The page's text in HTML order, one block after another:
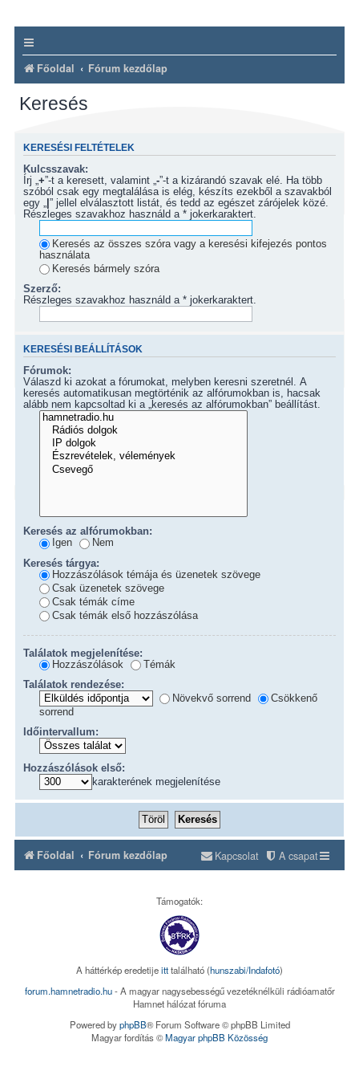
Főoldal Fórum kezdőlap
Keresés
KERESÉSI FELTÉTELEK
Kulcsszavak:
Írj „+”-t a keresett, valamint „-”-t a kizárandó szavak elé. Ha több
szóból csak egy megtalálása is elég, készíts ezekből a szavakból
egy „
|” jellel elválasztott listát, és tedd az egészet zárójelek közé.
Részleges szavakhoz használd a * jokerkaraktert.
Keresés az összes szóra vagy a keresési kifejezés pontos
használata
Keresés bármely szóra
Szerző:
Részleges szavakhoz használd a * jokerkaraktert.
KERESÉSI BEÁLLÍTÁSOK
Fórumok:
Válaszd ki azokat a fórumokat, melyben keresni szeretnél. A
keresés automatikusan megtörténik az alfórumokban is, hacsak
alább nem kapcsoltad ki a „keresés az alfórumokban” beállítást.
Keresés az alfórumokban:
Igen
Nem
Keresés tárgya:
Hozzászólások témája és üzenetek szövege
Csak üzenetek szövege
Csak témák címe
Csak témák első hozzászólása
Találatok megjelenítése:
Hozzászólások
Témák
Találatok rendezése:
Növekvő sorrend
Csökkenő
sorrend
Időintervallum:
Hozzászólások első:
karakterének megjelenítése
Főoldal Fórum kezdőlap A csapat
Kapcsolat
Támogatók:
A háttérkép eredetijeitttalálható (hunszabi/Indafotó)
forum.hamnetradio.hu- A magyar nagysebességű vezetéknélküli rádióamatőr
Hamnet hálózat fóruma
Powered byphpBB® Forum Software © phpBB Limited
Magyar fordítás ©Magyar phpBB Közösség